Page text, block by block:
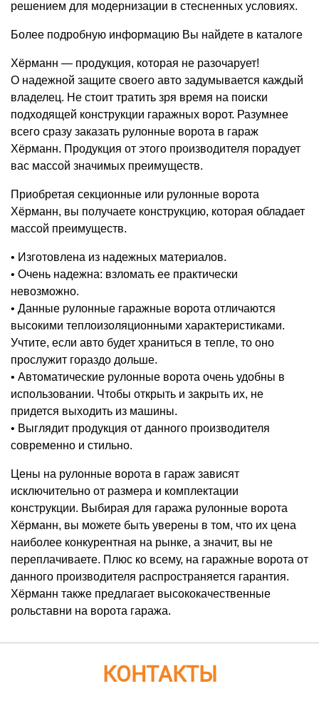
решением для модернизации в стесненных условиях.
Более подробную информацию Вы найдете в каталоге
Хёрманн — продукция, которая не разочарует!
О надежной защите своего авто задумывается каждый
владелец. Не стоит тратить зря время на поиски
подходящей конструкции гаражных ворот. Разумнее
всего сразу заказать рулонные ворота в гараж
Хёрманн. Продукция от этого производителя порадует
вас массой значимых преимуществ.
Приобретая секционные или рулонные ворота
Хёрманн, вы получаете конструкцию, которая обладает
массой преимуществ.
• Изготовлена из надежных материалов.
• Очень надежна: взломать ее практически
невозможно.
• Данные рулонные гаражные ворота отличаются
высокими теплоизоляционными характеристиками.
Учтите, если авто будет храниться в тепле, то оно
прослужит гораздо дольше.
• Автоматические рулонные ворота очень удобны в
использовании. Чтобы открыть и закрыть их, не
придется выходить из машины.
• Выглядит продукция от данного производителя
современно и стильно.
Цены на рулонные ворота в гараж зависят
исключительно от размера и комплектации
конструкции. Выбирая для гаража рулонные ворота
Хёрманн, вы можете быть уверены в том, что их цена
наиболее конкурентная на рынке, а значит, вы не
переплачиваете. Плюс ко всему, на гаражные ворота от
данного производителя распространяется гарантия.
Хёрманн также предлагает высококачественные
рольставни на ворота гаража.
КОНТАКТЫ